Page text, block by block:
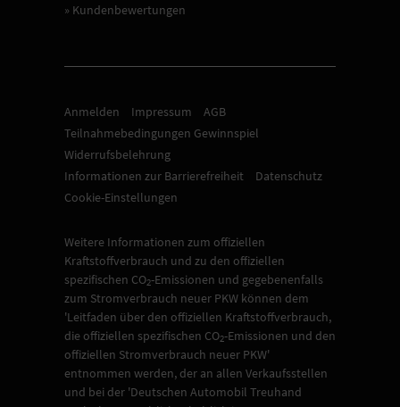
» Kundenbewertungen
Anmelden Impressum
AGB
Teilnahmebedingungen Gewinnspiel
Widerrufsbelehrung
Informationen zur Barrierefreiheit
Datenschutz
Cookie-Einstellungen
Weitere Informationen zum offiziellen
Kraftstoffverbrauch und zu den offiziellen
spezifischen CO2-Emissionen und gegebenenfalls
zum Stromverbrauch neuer PKW können dem
'Leitfaden über den offiziellen Kraftstoffverbrauch,
die offiziellen spezifischen CO2-Emissionen und den
offiziellen Stromverbrauch neuer PKW'
entnommen werden, der an allen Verkaufsstellen
und bei der 'Deutschen Automobil Treuhand